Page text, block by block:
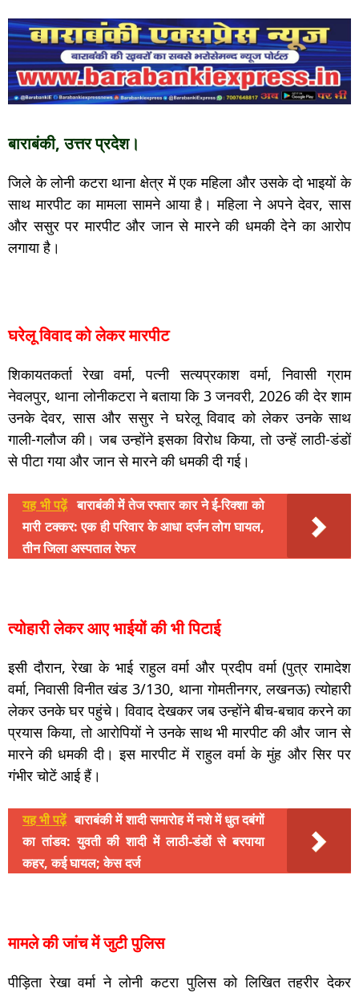
बाराबंकी, उत्तर प्रदेश।
जिले के लोनी कटरा थाना क्षेत्र में एक महिला और उसके दो भाइयों के
साथ मारपीट का मामला सामने आया है। महिला ने अपने देवर, सास
और ससुर पर मारपीट और जान से मारने की धमकी देने का आरोप
लगाया है।
घरेलू विवाद को लेकर मारपीट
शिकायतकर्ता रेखा वर्मा, पत्नी सत्यप्रकाश वर्मा, निवासी ग्राम
नेवलपुर, थाना लोनीकटरा ने बताया कि 3 जनवरी, 2026 की देर शाम
उनके देवर, सास और ससुर ने घरेलू विवाद को लेकर उनके साथ
गाली-गलौज की। जब उन्होंने इसका विरोध किया, तो उन्हें लाठी-डंडों
से पीटा गया और जान से मारने की धमकी दी गई।
यह भी पढ़ें बाराबंकी में तेज रफ्तार कार ने ई-रिक्शा को
मारी टक्कर: एक ही परिवार के आधा दर्जन लोग घायल,
तीन जिला अस्पताल रेफर
त्योहारी लेकर आए भाईयों की भी पिटाई
इसी दौरान, रेखा के भाई राहुल वर्मा और प्रदीप वर्मा (पुत्र रामादेश
वर्मा, निवासी विनीत खंड 3/130, थाना गोमतीनगर, लखनऊ) त्योहारी
लेकर उनके घर पहुंचे। विवाद देखकर जब उन्होंने बीच-बचाव करने का
प्रयास किया, तो आरोपियों ने उनके साथ भी मारपीट की और जान से
मारने की धमकी दी। इस मारपीट में राहुल वर्मा के मुंह और सिर पर
गंभीर चोटें आई हैं।
यह भी पढ़ें बाराबंकी में शादी समारोह में नशे में धुत दबंगों
का तांडव: युवती की शादी में लाठी-डंडों से बरपाया
कहर, कई घायल; केस दर्ज
मामले की जांच में जुटी पुलिस
पीड़िता रेखा वर्मा ने लोनी कटरा पुलिस को लिखित तहरीर देकर